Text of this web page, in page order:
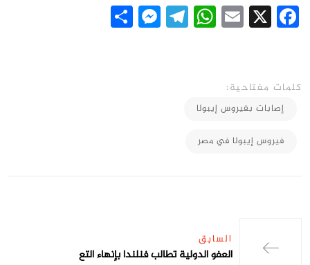
Facebook
X
Email
WhatsApp
Telegram
Messenger
كلمات مفتاحية:
إصابات بفيروس إيبولا
فيروس إيبولا في مصر
السابق
العفو الدولية تطالب فنلندا بإنهاء التع